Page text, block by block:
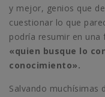
y mejor, genios que
cuestionar lo que
podría resumir en
«quien busque lo
conocimiento».
Salvando muchísimas